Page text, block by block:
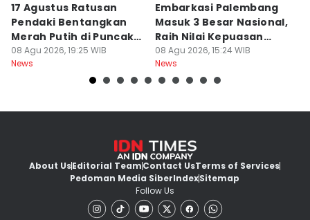
17 Agustus Ratusan
Pendaki Bentangkan
Merah Putih di Puncak
Dempo
08 Agu 2026, 19:25 WIB
News
Embarkasi Palembang
Masuk 3 Besar Nasional,
Raih Nilai Kepuasan
86,65
08 Agu 2026, 15:24 WIB
News
About UsEditorial TeamContact UsTerms of Services
Pedoman Media SiberIndexSitemap
Follow Us